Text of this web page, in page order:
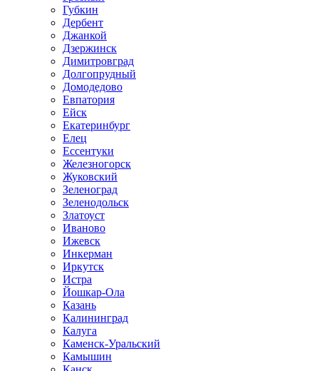
Губкин
Дербент
Джанкой
Дзержинск
Димитровград
Долгопрудный
Домодедово
Евпатория
Ейск
Екатеринбург
Елец
Ессентуки
Железногорск
Жуковский
Зеленоград
Зеленодольск
Златоуст
Иваново
Ижевск
Инкерман
Иркутск
Истра
Йошкар-Ола
Казань
Калининград
Калуга
Каменск-Уральский
Камышин